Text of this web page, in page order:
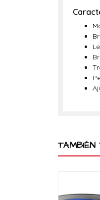
TAMBIÉN